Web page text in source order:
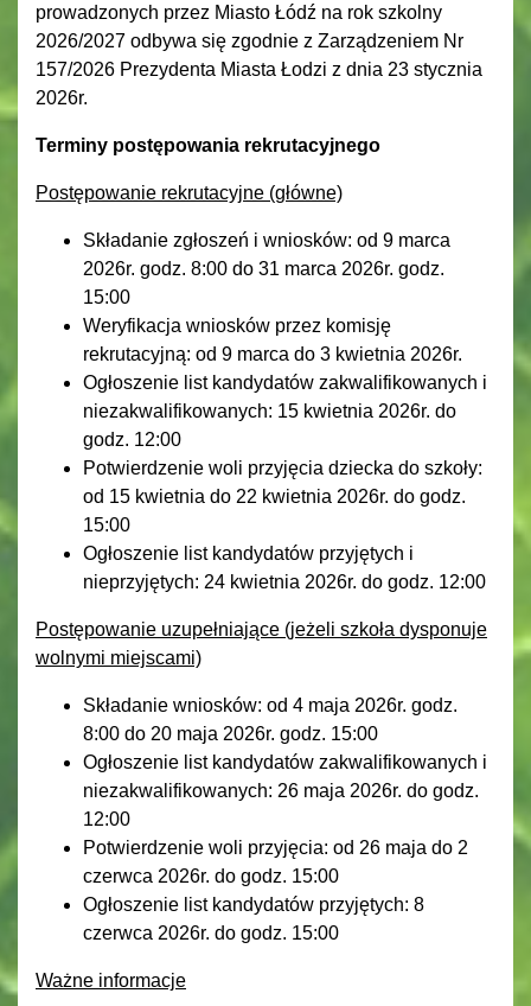
prowadzonych przez Miasto Łódź na rok szkolny
2026/2027 odbywa się zgodnie z Zarządzeniem Nr
157/2026 Prezydenta Miasta Łodzi z dnia 23 stycznia
2026r.
Terminy postępowania rekrutacyjnego
Postępowanie rekrutacyjne (główne)
Składanie zgłoszeń i wniosków: od 9 marca
2026r. godz. 8:00 do 31 marca 2026r. godz.
15:00
Weryfikacja wniosków przez komisję
rekrutacyjną: od 9 marca do 3 kwietnia 2026r.
Ogłoszenie list kandydatów zakwalifikowanych i
niezakwalifikowanych: 15 kwietnia 2026r. do
godz. 12:00
Potwierdzenie woli przyjęcia dziecka do szkoły:
od 15 kwietnia do 22 kwietnia 2026r. do godz.
15:00
Ogłoszenie list kandydatów przyjętych i
nieprzyjętych: 24 kwietnia 2026r. do godz. 12:00
Postępowanie uzupełniające (jeżeli szkoła dysponuje
wolnymi miejscami)
Składanie wniosków: od 4 maja 2026r. godz.
8:00 do 20 maja 2026r. godz. 15:00
Ogłoszenie list kandydatów zakwalifikowanych i
niezakwalifikowanych: 26 maja 2026r. do godz.
12:00
Potwierdzenie woli przyjęcia: od 26 maja do 2
czerwca 2026r. do godz. 15:00
Ogłoszenie list kandydatów przyjętych: 8
czerwca 2026r. do godz. 15:00
Ważne informacje